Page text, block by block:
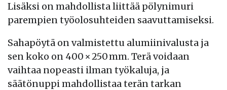
Lisäksi on mahdollista liittää pölynimuri
parempien työolosuhteiden saavuttamiseksi.
Sahapöytä on valmistettu alumiinivalusta ja
sen koko on 400 × 250 mm. Terä voidaan
vaihtaa nopeasti ilman työkaluja, ja
säätönuppi mahdollistaa terän tarkan